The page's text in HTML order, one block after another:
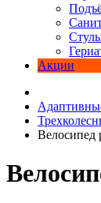
Акции
Велосипед